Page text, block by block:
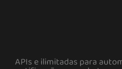
APIs e ilimitadas para